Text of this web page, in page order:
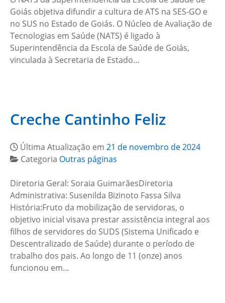
Goiás objetiva difundir a cultura de ATS na SES-GO e
no SUS no Estado de Goiás. O Núcleo de Avaliação de
Tecnologias em Saúde (NATS) é ligado à
Superintendência da Escola de Saúde de Goiás,
vinculada à Secretaria de Estado…
Creche Cantinho Feliz
Última Atualização em 21 de novembro de 2024
Categoria Outras páginas
Diretoria Geral: Soraia GuimarãesDiretoria
Administrativa: Susenilda Bizinoto Fassa Silva
História:Fruto da mobilização de servidoras, o
objetivo inicial visava prestar assistência integral aos
filhos de servidores do SUDS (Sistema Unificado e
Descentralizado de Saúde) durante o período de
trabalho dos pais. Ao longo de 11 (onze) anos
funcionou em…